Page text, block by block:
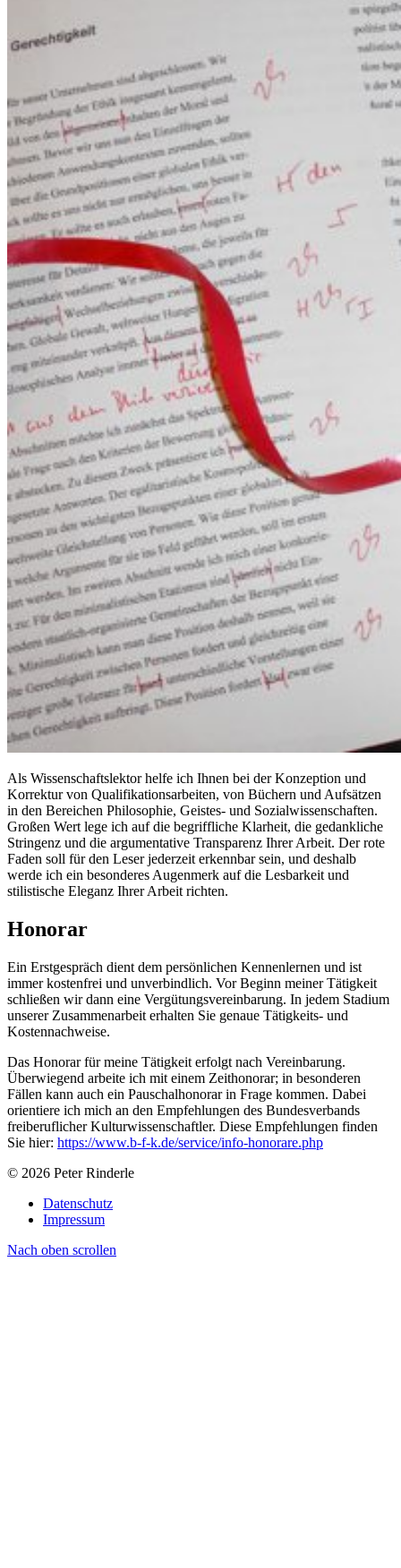
Als Wissenschaftslektor helfe ich Ihnen bei der Konzeption und
Korrektur von Qualifikationsarbeiten, von Büchern und Aufsätzen
in den Bereichen Philosophie, Geistes- und Sozialwissenschaften.
Großen Wert lege ich auf die begriffliche Klarheit, die gedankliche
Stringenz und die argumentative Transparenz Ihrer Arbeit. Der rote
Faden soll für den Leser jederzeit erkennbar sein, und deshalb
werde ich ein besonderes Augenmerk auf die Lesbarkeit und
stilistische Eleganz Ihrer Arbeit richten.
Honorar
Ein Erstgespräch dient dem persönlichen Kennenlernen und ist
immer kostenfrei und unverbindlich. Vor Beginn meiner Tätigkeit
schließen wir dann eine Vergütungsvereinbarung. In jedem Stadium
unserer Zusammenarbeit erhalten Sie genaue Tätigkeits- und
Kostennachweise.
Das Honorar für meine Tätigkeit erfolgt nach Vereinbarung.
Überwiegend arbeite ich mit einem Zeithonorar; in besonderen
Fällen kann auch ein Pauschalhonorar in Frage kommen. Dabei
orientiere ich mich an den Empfehlungen des Bundesverbands
freiberuflicher Kulturwissenschaftler. Diese Empfehlungen finden
Sie hier: https://www.b-f-k.de/service/info-honorare.php
© 2026 Peter Rinderle
Datenschutz
Impressum
Nach oben scrollen